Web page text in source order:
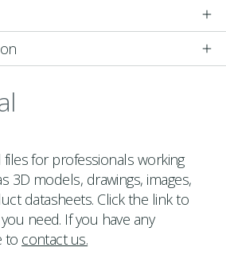
for professionals working
3D models, drawings, images,
datasheets. Click the link to
need. If you have any
to contact us.